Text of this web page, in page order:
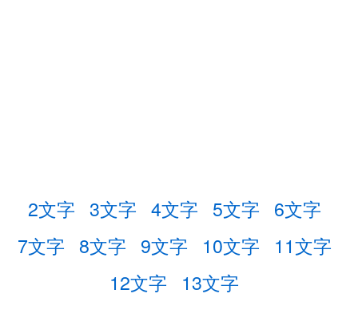
2文字 3文字 4文字 5文字 6文字
7文字 8文字 9文字 10文字
11文字
12文字
13文字